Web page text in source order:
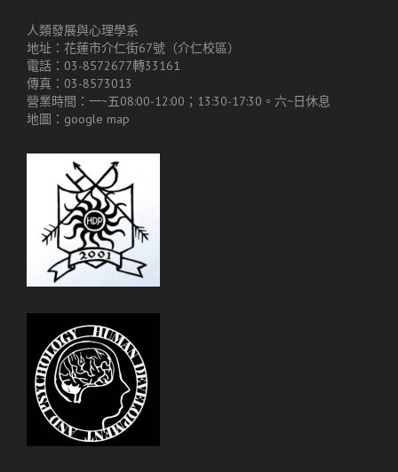
人類發展與心理學系
地址：花蓮市介仁街67號（介仁校區）
電話：03-8572677轉33161
傳真：03-8573013
營業時間：一~五08:00-12:00；13:30-17:30。六~日休息
地圖： google map